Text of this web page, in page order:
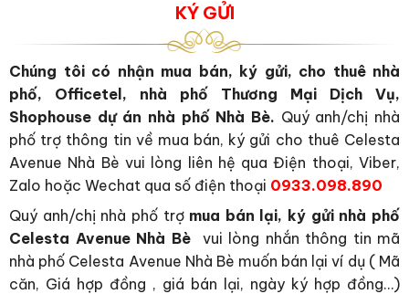
KÝ GỬI
Chúng tôi có nhận mua bán, ký gửi, cho thuê nhà
phố, Officetel, nhà phố Thương Mại Dịch Vụ,
Shophouse dự án nhà phố Nhà Bè. Quý anh/chị nhà
phố trợ thông tin về mua bán, ký gửi cho thuê Celesta
Avenue Nhà Bè vui lòng liên hệ qua Điện thoại, Viber,
Zalo hoặc Wechat qua số điện thoại 0933.098.890
Quý anh/chị nhà phố trợ mua bán lại, ký gửi nhà phố
Celesta Avenue Nhà Bè
vui lòng nhắn thông tin mã
nhà phố Celesta Avenue Nhà Bè muốn bán lại ví dụ ( Mã
căn, Giá hợp đồng , giá bán lại, ngày ký hợp đồng…)